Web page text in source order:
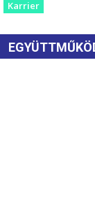
Karrier